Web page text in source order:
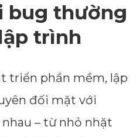
bug thường
trình
triển phần mềm, lập
đối mặt với
– từ nhỏ nhặt